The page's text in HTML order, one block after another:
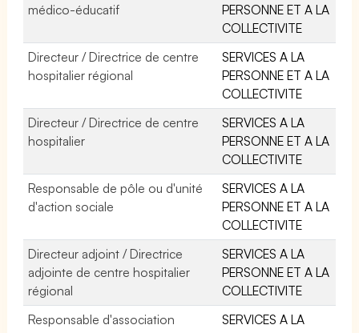
médico-éducatif
PERSONNE ET A LA
COLLECTIVITE
Directeur / Directrice de centre
hospitalier régional
SERVICES A LA
PERSONNE ET A LA
COLLECTIVITE
Directeur / Directrice de centre
hospitalier
SERVICES A LA
PERSONNE ET A LA
COLLECTIVITE
Responsable de pôle ou d'unité
d'action sociale
SERVICES A LA
PERSONNE ET A LA
COLLECTIVITE
Directeur adjoint / Directrice
adjointe de centre hospitalier
régional
SERVICES A LA
PERSONNE ET A LA
COLLECTIVITE
Responsable d'association
SERVICES A LA